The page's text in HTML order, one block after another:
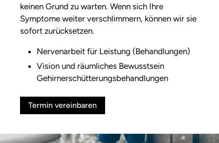
keinen Grund zu warten. Wenn sich Ihre
Symptome weiter verschlimmern, können wir sie
sofort zurücksetzen.
Nervenarbeit für Leistung (Behandlungen)
Vision und räumliches Bewusstsein
Gehirnerschütterungsbehandlungen
Termin vereinbaren